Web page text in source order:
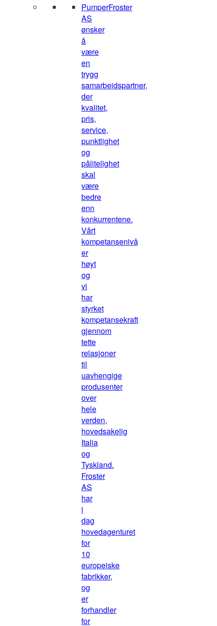
PumperFroster
AS
ønsker
å
være
en
trygg
samarbeidspartner,
der
kvalitet,
pris,
service,
punktlighet
og
pålitelighet
skal
være
bedre
enn
konkurrentene.
Vårt
kompetansenivå
er
høyt
og
vi
har
styrket
kompetansekraft
gjennom
tette
relasjoner
til
uavhengige
produsenter
over
hele
verden,
hovedsakelig
Italia
og
Tyskland.
Froster
AS
har
i
dag
hovedagenturet
for
10
europeiske
fabrikker,
og
er
forhandler
for